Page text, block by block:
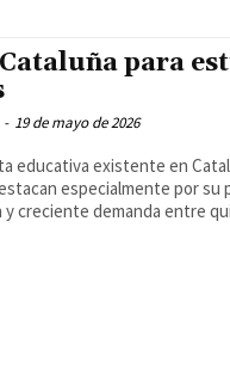
para
- 19 de mayo de 2026
educativa existente en
especialmente por su
creciente demanda entre